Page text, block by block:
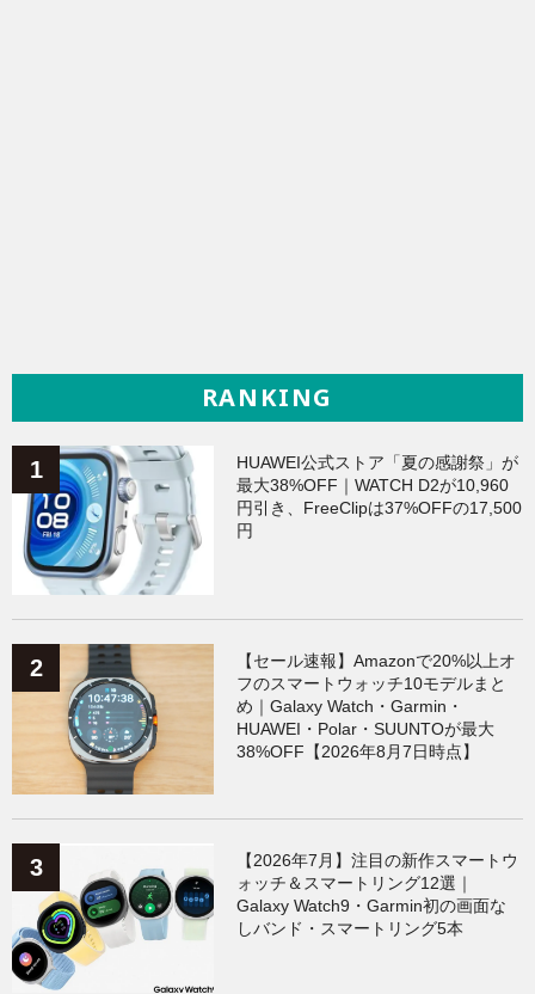
RANKING
HUAWEI公式ストア「夏の感謝祭」が
最大38%OFF｜WATCH D2が10,960
円引き、FreeClipは37%OFFの17,500
円
【セール速報】Amazonで20%以上オ
フのスマートウォッチ10モデルまと
め｜Galaxy Watch・Garmin・
HUAWEI・Polar・SUUNTOが最大
38%OFF【2026年8月7日時点】
【2026年7月】注目の新作スマートウ
ォッチ＆スマートリング12選｜
Galaxy Watch9・Garmin初の画面な
しバンド・スマートリング5本